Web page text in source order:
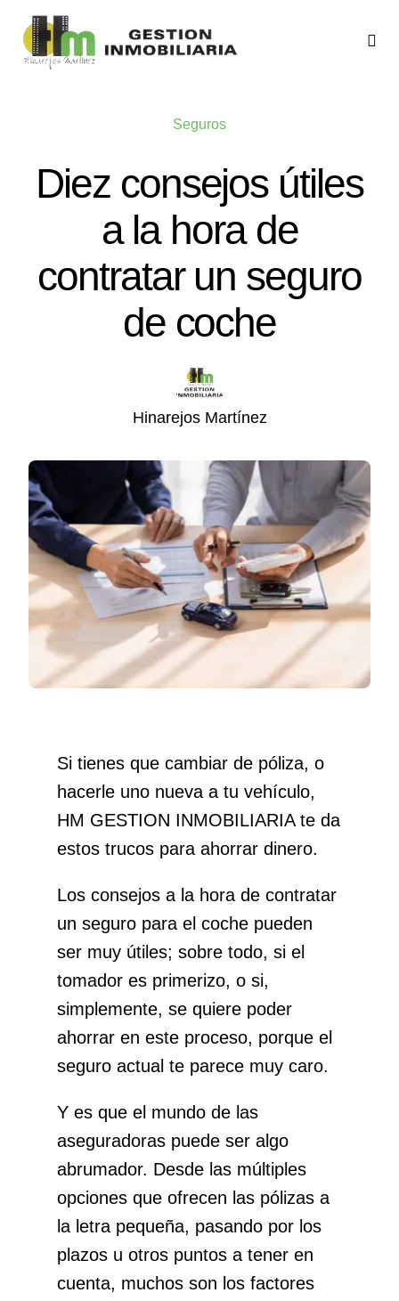
Saltar
contenido
Servicios
Contacto
Seguros
Diez consejos útiles
a la hora de
contratar un seguro
de coche
Hinarejos Martínez
Si tienes que cambiar de póliza, o
hacerle uno nueva a tu vehículo,
HM GESTION INMOBILIARIA te da
estos trucos para ahorrar dinero.
Los consejos a la hora de contratar
un seguro para el coche pueden
ser muy útiles; sobre todo, si el
tomador es primerizo, o si,
simplemente, se quiere poder
ahorrar en este proceso, porque el
seguro actual te parece muy caro.
Y es que el mundo de las
aseguradoras puede ser algo
abrumador. Desde las múltiples
opciones que ofrecen las pólizas a
la letra pequeña, pasando por los
plazos u otros puntos a tener en
cuenta, muchos son los factores